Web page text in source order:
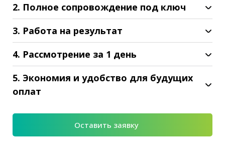
2. Полное сопровождение под ключ
3. Работа на результат
4. Рассмотрение за 1 день
5. Экономия и удобство для будущих
оплат
Оставить заявку